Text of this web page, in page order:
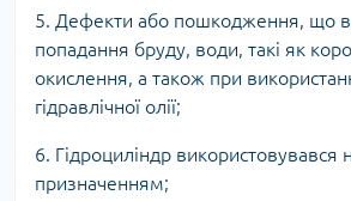
5. Дефекти або пошкодження, що
попадання бруду, води, такі як
окислення, а також при
гідравлічної олії;
6. Гідроциліндр використовувався
призначенням;